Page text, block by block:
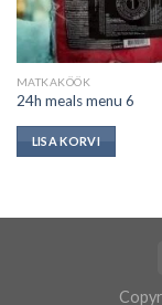
MATKAKÖÖK
24h meals menu 6
LISA KORVI